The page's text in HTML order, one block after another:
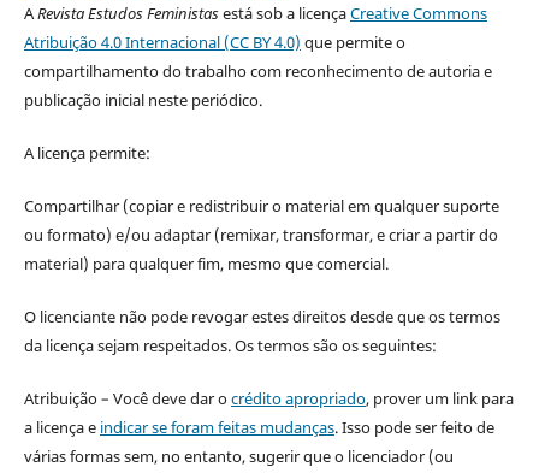
ARevista Estudos Feministasestá sob a licençaCreative Commons
Atribuição 4.0 Internacional (CC BY 4.0) que permite o
compartilhamento do trabalho com reconhecimento de autoria e
publicação inicial neste periódico.
A licença permite:
Compartilhar (copiar e redistribuir o material em qualquer suporte
ou formato) e/ou adaptar (remixar, transformar, e criar a partir do
material) para qualquer fim, mesmo que comercial.
O licenciante não pode revogar estes direitos desde que os termos
da licença sejam respeitados. Os termos são os seguintes:
Atribuição – Você deve dar ocrédito apropriado, prover um link para
a licença e indicar se foram feitas mudanças. Isso pode ser feito de
várias formas sem, no entanto, sugerir que o licenciador (ou